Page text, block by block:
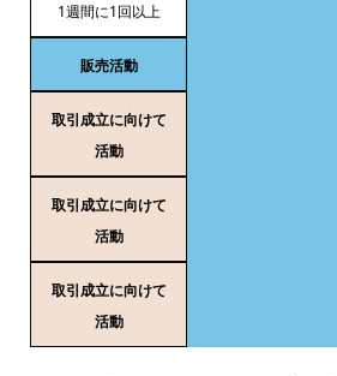
1週間に1回以上
販売活動
取引成立に向けて
活動
取引成立に向けて
活動
取引成立に向けて
活動